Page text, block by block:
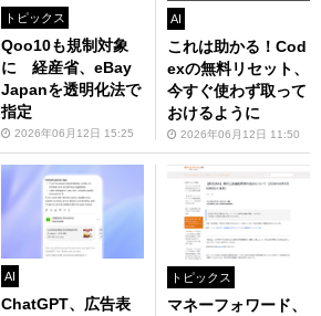
トピックス
Qoo10も規制対象
に 経産省、eBay
Japanを透明化法で
指定
2026年06月12日 15:25
AI
これは助かる！Cod
exの無料リセット、
今すぐ使わず取って
おけるように
2026年06月12日 11:50
AI
ChatGPT、広告表
トピックス
マネーフォワード、